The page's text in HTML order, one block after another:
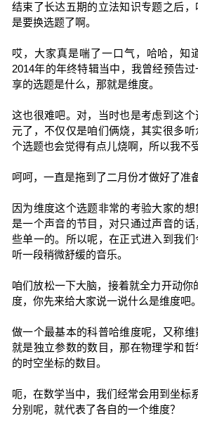
结束了长达五期的立法知识专题之后
是要换选题了啊。
哎，大家真是喘了一口气，哈哈，知
2014年的年终特辑当中，我曾经预告
享的选题是什么，那就是维度。
这也很难吧。对，当时也是考虑到这
元了，不仅仅是咱们俩烧，其实很多
个选题也会觉得有点儿烧啊，所以我不
呵呵，一直是拖到了二月份才做好了准备
因为维度这个选题非常的考验大家的
是一个声音的节目，对只通过声音的
些单一的。所以呢，在正式进入到我
听一段稍微舒缓的音乐。
咱们放松一下大脑，接着就全力开动你
度，你先来给大家说一说什么是维度吧
做一个最基本的科普哈维度呢，又称
就是独立参数的数目，那在物理学和
的时空坐标的数目。
呃，在数学当中，我们经常会用到坐标
分别呢，就代表了各自的一个维度？